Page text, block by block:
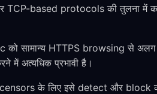
TCP-based protocols की तुलना में
सामान्य HTTPS browsing से अलग
अत्यधिक प्रभावी है।
के लिए इसे detect और block